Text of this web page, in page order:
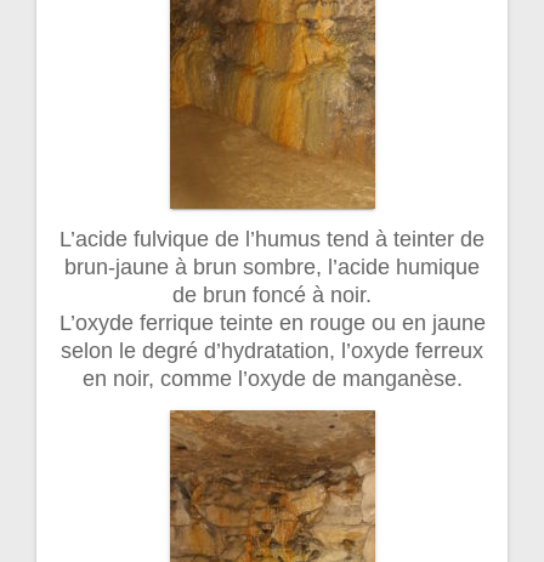
L’acide fulvique de l’humus tend à teinter de
brun-jaune à brun sombre, l’acide humique
de brun foncé à noir.
L’oxyde ferrique teinte en rouge ou en jaune
selon le degré d’hydratation, l’oxyde ferreux
en noir, comme l’oxyde de manganèse.